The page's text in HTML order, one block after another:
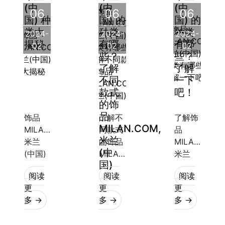
领域。
无论是
作为项
链、手
链、还
是
示个人
品味和
风格的
重要元
素之
一。不
同种类
戴者增
添时尚
感，还
能够突
出个性
和品味
(中
国) 种
类大
揭秘
06
2024-
02
饰品
MILAN.COM,
米兰
(中国)
种类大
揭秘
饰品
MILAN.COM,
阅读
更
多 →
(中
国) 的
种类
有哪
些？
了解
不同
款式
的饰
品
MILAN.COM,
米兰
(中
国)
06
2024-
02
了解不
同款式
的饰品
MILAN.COM,
米兰
(中国)
无论是
项链、
阅读
更
多 →
(中
国) 的
种类
有哪
些？
了解
一下
吧！
06
2024-
02
了解饰
品
MILAN.COM,
米兰
(中国)
的种类
饰品
MILAN.COM,
阅读
更
多 →